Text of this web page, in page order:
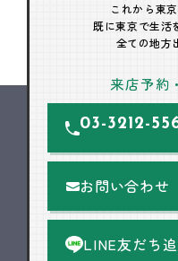
これから東
既に東京で生活
全ての地方
来店予約
03-3212-
お問い合わせ
LINE友だち